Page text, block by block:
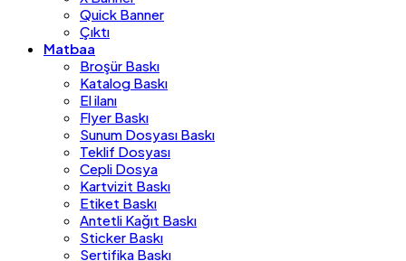
Quick Banner
Çıktı
Matbaa
Broşür Baskı
Katalog Baskı
El ilanı
Flyer Baskı
Sunum Dosyası Baskı
Teklif Dosyası
Cepli Dosya
Kartvizit Baskı
Etiket Baskı
Antetli Kağıt Baskı
Sticker Baskı
Sertifika Baskı